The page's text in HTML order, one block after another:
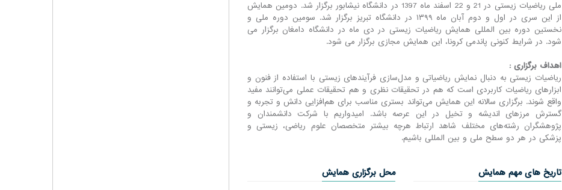
ملی ریاضیات زیستی در 21 و 22 اسفند ماه 1397 در دانشگاه نیشابور برگزار شد. دومین همایش
از این سری در اول و دوم آبان ماه ۱۳۹۹ در دانشگاه تبریز برگزار شد. سومین دوره ملی و
نخستین دوره بین المللی همایش ریاضیات زیستی در دی ماه در دانشگاه دامغان برگزار می
شود. در شرایط کنونی پاندمی کرونا، این همایش مجازی برگزار می شود.
اهداف برگزاری :
ریاضیات زیستی به دنبال نمایش ریاضیاتی و مدل‌سازی فرآیندهای زیستی با استفاده از فنون و
ابزارهای ریاضیات کاربردی است که هم در تحقیقات نظری و هم تحقیقات عملی می‌توانند مفید
واقع شوند. برگزاری سالانه این همایش می‌تواند بستری مناسب برای هم‌افزایی دانش و تجربه و
گسترش مرزهای اندیشه و تخیل در این عرصه باشد. امیدواریم با شرکت دانشمندان و
پژوهشگران رشته‌های مختلف شاهد ارتباط هرچه بیشتر متخصصان علوم ریاضی، زیستی و
پزشکی در هر دو سطح ملی و بین المللی باشیم.
تاریخ های مهم همایش محل برگزاری همایش